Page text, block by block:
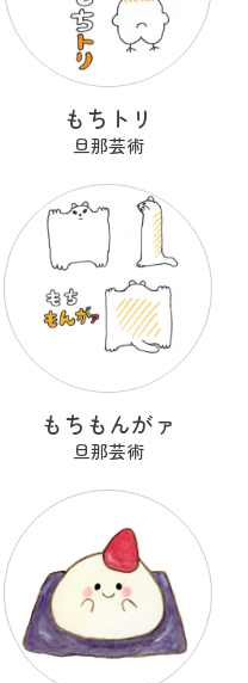
もちトリ
旦那芸術
もちもんがァ
旦那芸術